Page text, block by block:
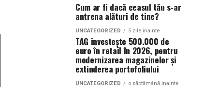
Cum ar fi dacă ceasul tău s-ar
antrena alături de tine?
UNCATEGORIZED 5 zile inainte
TAG investește 500.000 de
euro în retail în 2026, pentru
modernizarea magazinelor și
extinderea portofoliului
UNCATEGORIZED o săptămână inainte